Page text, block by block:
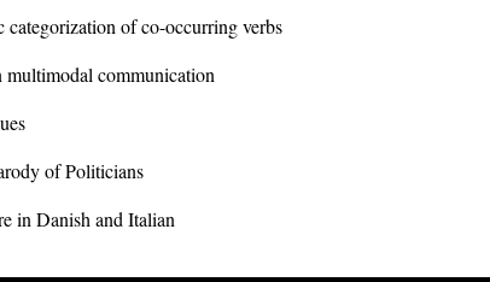
of co-occurring verbs
multimodal communication
of Politicians
in Danish and Italian